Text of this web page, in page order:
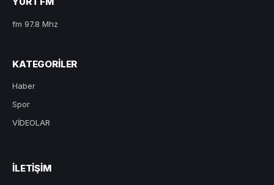
fm 97.8 Mhz
KATEGORILER
Haber
Spor
VİDEOLAR
ILETIŞIM